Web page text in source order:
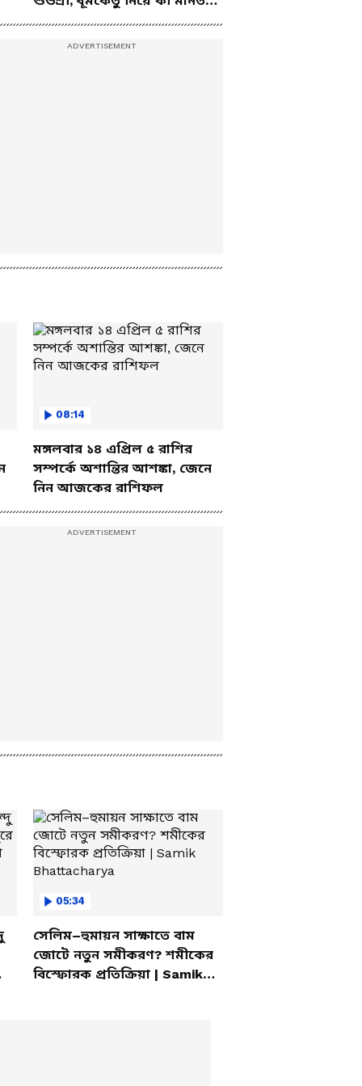
এই জুটির?
08:14
মঙ্গলবার ১৪ এপ্রিল ৫ রাশির
সম্পর্কে অশান্তির আশঙ্কা, জেনে
নিন আজকের রাশিফল
05:34
সেলিম–হুমায়ন সাক্ষাতে বাম
জোটে নতুন সমীকরণ? শমীকের
বিস্ফোরক প্রতিক্রিয়া | Samik